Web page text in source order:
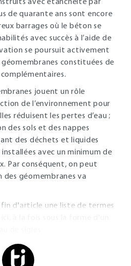
avec étanchéité par
de quarante ans sont encore
barrages où le béton se
avec succès à l’aide de
se poursuit activement
constituées de
jouent un rôle
de l’environnement pour
réduisent les pertes d’eau ;
des sols et des nappes
des déchets et liquides
avec un minimum de
Par conséquent, on peut
des géomembranes va
d'article une liste de termes